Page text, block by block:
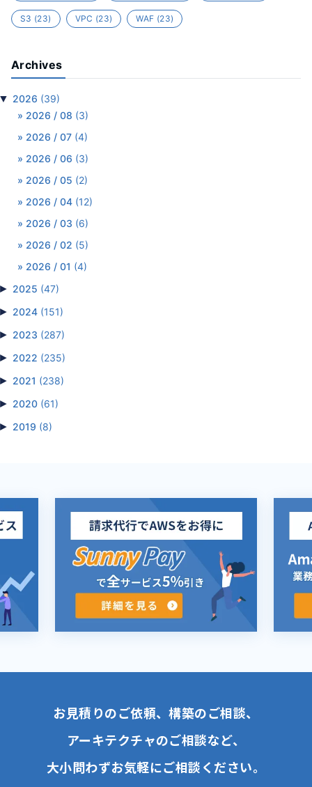
S3 (23) VPC (23) WAF (23)
Archives
2026 (39)
2026 / 08 (3)
2026 / 07 (4)
2026 / 06 (3)
2026 / 05 (2)
2026 / 04 (12)
2026 / 03 (6)
2026 / 02 (5)
2026 / 01 (4)
2025 (47)
2024 (151)
2023 (287)
2022 (235)
2021 (238)
2020 (61)
2019 (8)
お見積りのご依頼、構築のご相談、
アーキテクチャのご相談など、
大小問わずお気軽にご相談ください。